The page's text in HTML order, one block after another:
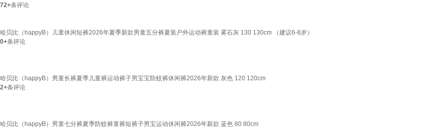
72+条评论
哈贝比（happyB）儿童休闲短裤2026年夏季新款男童五分裤夏装户外运动裤童装 雾石灰 130 130cm （建议6-8岁）
0+条评论
哈贝比（happyB）男童长裤夏季儿童裤运动裤子男宝宝防蚊裤休闲裤2026年新款 灰色 120 120cm
2+条评论
哈贝比（happyB）男童七分裤夏季防蚊裤童裤短裤子男宝运动休闲裤2026年新款 蓝色 80 80cm